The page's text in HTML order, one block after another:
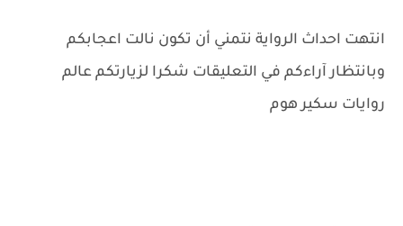
انتهت احداث الرواية نتمني أن تكون نالت اعجابكم
وبانتظار آراءكم في التعليقات شكرا لزيارتكم عالم
روايات سكير هوم